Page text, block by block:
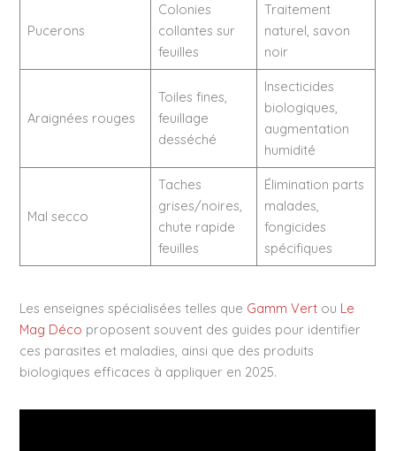
Pucerons
Colonies
collantes sur
feuilles
Traitement
naturel, savon
noir
Araignées rouges
Toiles fines,
feuillage
desséché
Insecticides
biologiques,
augmentation
humidité
Mal secco
Taches
grises/noires,
chute rapide
feuilles
Élimination parts
malades,
fongicides
spécifiques
Les enseignes spécialisées telles que Gamm Vert ou Le
Mag Déco proposent souvent des guides pour identifier
ces parasites et maladies, ainsi que des produits
biologiques efficaces à appliquer en 2025.